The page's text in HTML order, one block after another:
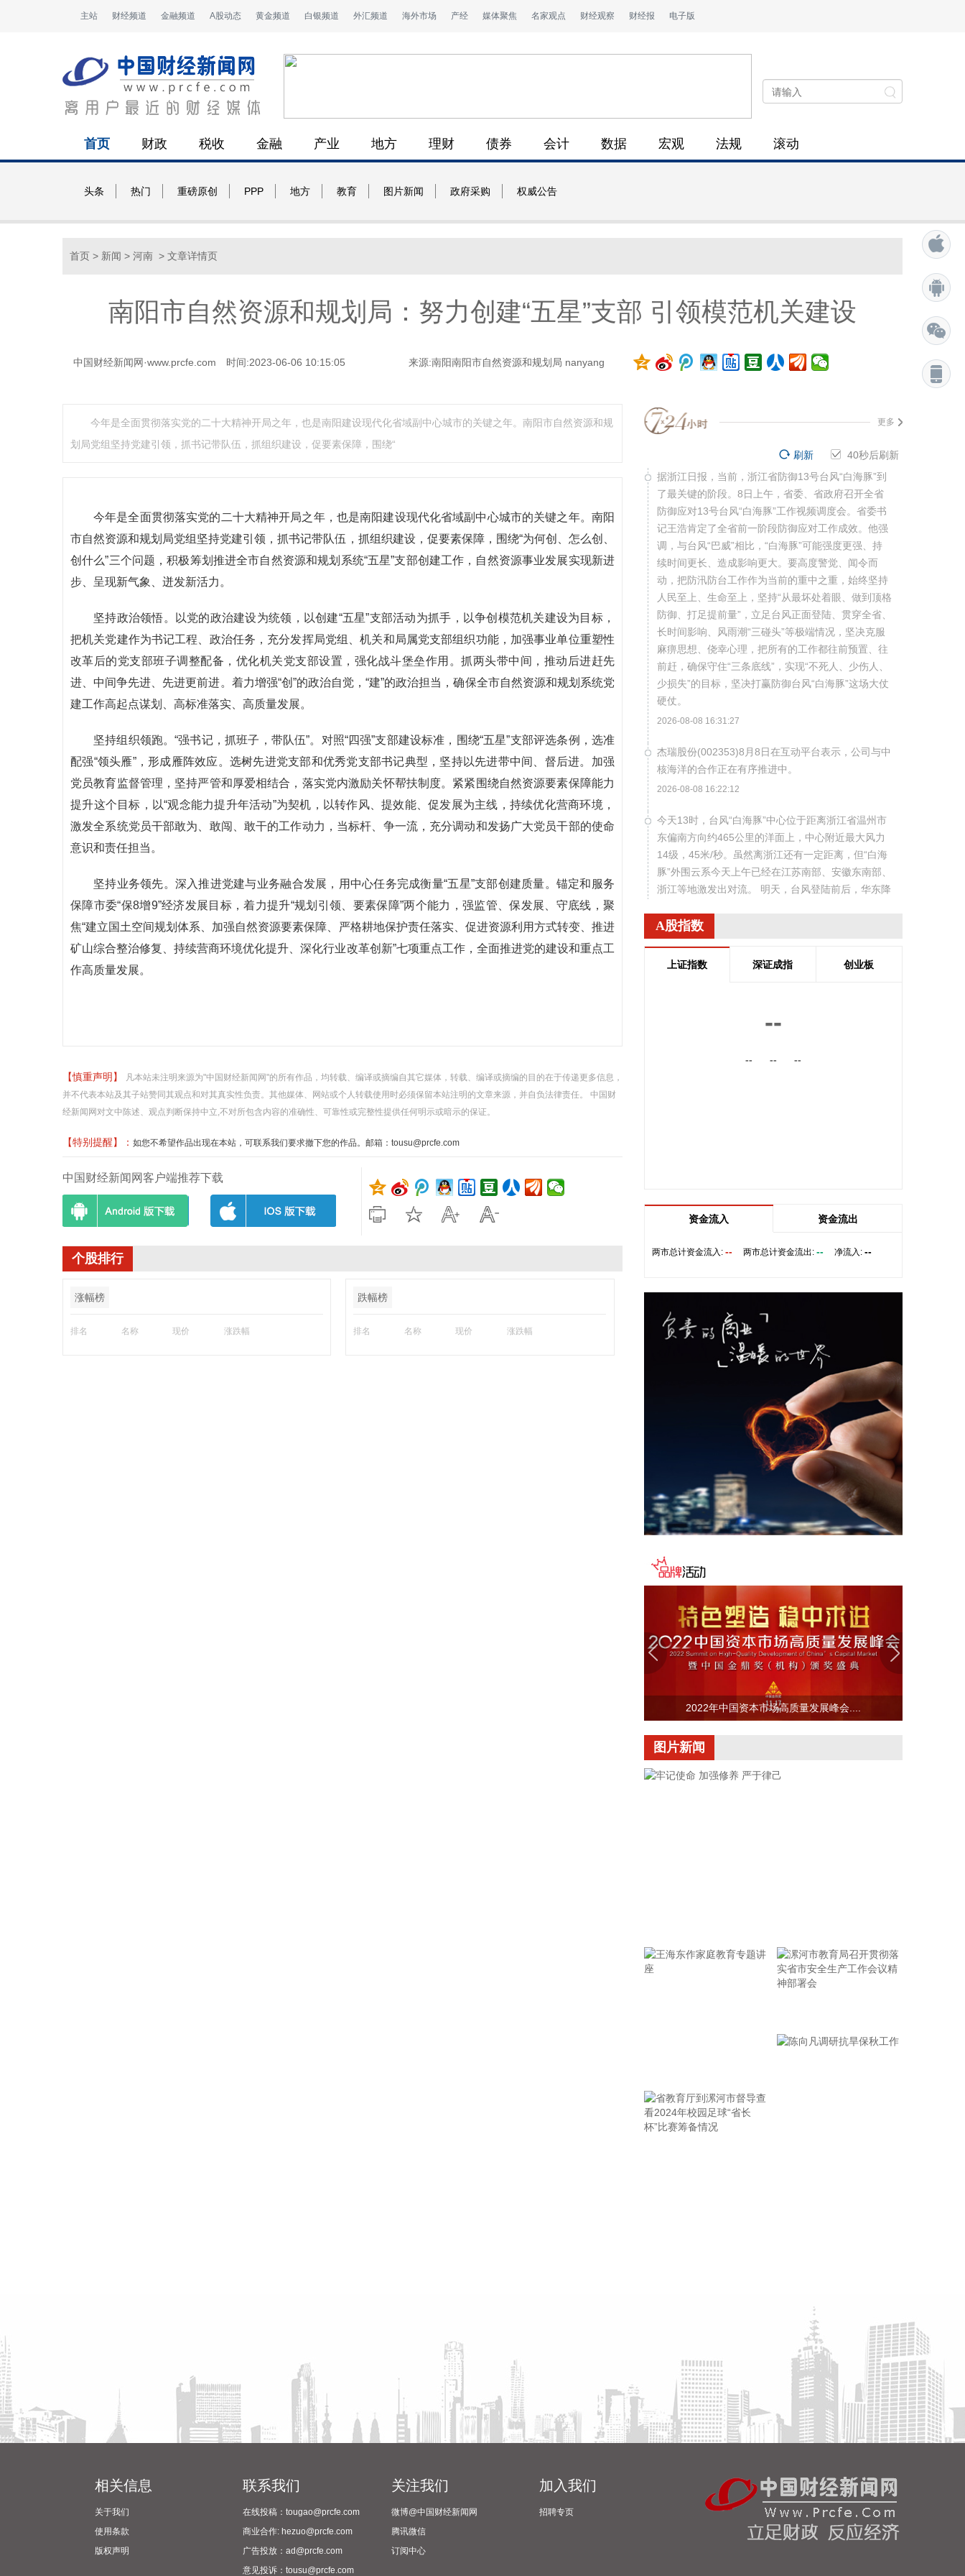
主站 财经频道 金融频道 A股动态 黄金频道 白银频道 外汇频道 海外市场 产经 媒体聚焦 名家观点 财经观察 财经报 电子版
首页 财政 税收 金融 产业 地方 理财 债券 会计 数据 宏观 法规 滚动
头条 热门 重磅原创 PPP 地方 教育 图片新闻 政府采购 权威公告
首页 > 新闻 > 河南 > 文章详情页
南阳市自然资源和规划局：努力创建“五星”支部 引领模范机关建设
中国财经新闻网·www.prcfe.com 时间:2023-06-06 10:15:05 来源:南阳南阳市自然资源和规划局 nanyang
今年是全面贯彻落实党的二十大精神开局之年，也是南阳建设现代化省域副中心城市的关键之年。南阳市自然资源和规
划局党组坚持党建引领，抓书记带队伍，抓组织建设，促要素保障，围绕“
今年是全面贯彻落实党的二十大精神开局之年，也是南阳建设现代化省域副中心城市的关键之年。南阳
市自然资源和规划局党组坚持党建引领，抓书记带队伍，抓组织建设，促要素保障，围绕“为何创、怎么创、
创什么”三个问题，积极筹划推进全市自然资源和规划系统“五星”支部创建工作，自然资源事业发展实现新进
步、呈现新气象、迸发新活力。
坚持政治领悟。以党的政治建设为统领，以创建“五星”支部活动为抓手，以争创模范机关建设为目标，
把机关党建作为书记工程、政治任务，充分发挥局党组、机关和局属党支部组织功能，加强事业单位重塑性
改革后的党支部班子调整配备，优化机关党支部设置，强化战斗堡垒作用。抓两头带中间，推动后进赶先
进、中间争先进、先进更前进。着力增强“创”的政治自觉，“建”的政治担当，确保全市自然资源和规划系统党
建工作高起点谋划、高标准落实、高质量发展。
坚持组织领跑。“强书记，抓班子，带队伍”。对照“四强”支部建设标准，围绕“五星”支部评选条例，选准
配强“领头雁”，形成雁阵效应。选树先进党支部和优秀党支部书记典型，坚持以先进带中间、督后进。加强
党员教育监督管理，坚持严管和厚爱相结合，落实党内激励关怀帮扶制度。紧紧围绕自然资源要素保障能力
提升这个目标，以“观念能力提升年活动”为契机，以转作风、提效能、促发展为主线，持续优化营商环境，
激发全系统党员干部敢为、敢闯、敢干的工作动力，当标杆、争一流，充分调动和发扬广大党员干部的使命
意识和责任担当。
坚持业务领先。深入推进党建与业务融合发展，用中心任务完成衡量“五星”支部创建质量。锚定和服务
保障市委“保8增9”经济发展目标，着力提升“规划引领、要素保障”两个能力，强监管、保发展、守底线，聚
焦“建立国土空间规划体系、加强自然资源要素保障、严格耕地保护责任落实、促进资源利用方式转变、推进
矿山综合整治修复、持续营商环境优化提升、深化行业改革创新”七项重点工作，全面推进党的建设和重点工
作高质量发展。
【慎重声明】
凡本站未注明来源为"中国财经新闻网"的所有作品，均转载、编译或摘编自其它媒体，转载、编译或摘编的目的在于传递更多信息，
并不代表本站及其子站赞同其观点和对其真实性负责。其他媒体、网站或个人转载使用时必须保留本站注明的文章来源，并自负法律责任。 中国财
经新闻网对文中陈述、观点判断保持中立,不对所包含内容的准确性、可靠性或完整性提供任何明示或暗示的保证。
【特别提醒】： 如您不希望作品出现在本站，可联系我们要求撤下您的作品。邮箱：tousu@prcfe.com
中国财经新闻网客户端推荐下载
个股排行
涨幅榜
排名 名称 现价 涨跌幅
跌幅榜
排名 名称 现价 涨跌幅
更多
39秒后刷新
刷新
据浙江日报，当前，浙江省防御13号台风“白海豚”到
了最关键的阶段。8日上午，省委、省政府召开全省
防御应对13号台风“白海豚”工作视频调度会。省委书
记王浩肯定了全省前一阶段防御应对工作成效。他强
调，与台风“巴威”相比，“白海豚”可能强度更强、持
续时间更长、造成影响更大。要高度警觉、闻令而
动，把防汛防台工作作为当前的重中之重，始终坚持
人民至上、生命至上，坚持“从最坏处着眼、做到顶格
防御、打足提前量”，立足台风正面登陆、贯穿全省、
长时间影响、风雨潮“三碰头”等极端情况，坚决克服
麻痹思想、侥幸心理，把所有的工作都往前预置、往
前赶，确保守住“三条底线”，实现“不死人、少伤人、
少损失”的目标，坚决打赢防御台风“白海豚”这场大仗
硬仗。
2026-08-08 16:31:27
杰瑞股份(002353)8月8日在互动平台表示，公司与中
核海洋的合作正在有序推进中。
2026-08-08 16:22:12
今天13时，台风“白海豚”中心位于距离浙江省温州市
东偏南方向约465公里的洋面上，中心附近最大风力
14级，45米/秒。虽然离浙江还有一定距离，但“白海
豚”外围云系今天上午已经在江苏南部、安徽东南部、
浙江等地激发出对流。 明天，台风登陆前后，华东降
大部将有大到暴雨，其中上海南部、浙江东部有特大
暴雨，局地日降雨量将达到400毫米甚至500毫米以
上，极端性较强，需注意防范。
风“白海豚”影响，截至13时58分，上海轮渡已全线停
初步判断，FCC政策主要限制新产品认证，不影响已
8日，市场监管总局公布数据显示，2026年上半年新
产业新赛道相关企业持续增动能，人形机器人领域新
设企业11.6万户，同比增长9.5%，服务业相关经营主
体亮点突出，制造业企业转型加快，产业发展亮点纷
据西藏日报，近日，经国家药品监督管理局严格审评
审批，由西藏自治区人民医院副院长、西藏高原医学
研究所所长格桑罗布教授担任主要研究者的乙酰唑胺
缓释胶囊正式获批上市，成为国内首个获批具有预防
急性高原病适应症的药品。该药品的获批上市，结束
丰富了高原医学防治手段，为高原群众、广大进藏人
群及高原重大项目建设提供了坚实的健康保障，同时
2026-08-08 14:14:35
据自然资源部，今年第9号台风“白海豚”（强台风级）
正逐渐向我国东南沿海靠近，受其影响，8月7日—8
日，东海出现6—9米狂浪到狂涛区，达到近海橙色警
报级别；浙江近岸海域海浪出现3—5米大浪到巨浪，
达到橙色预警级别。预计未来24小时，江苏南通至浙
出现5—8米的巨浪到狂浪，海浪预警级别为红色。
日将浙江的海洋灾害应急响应升级为二级，将福建和
2026-08-08 14:10:15
据南京发布，8月4日，“南京聚信天晟股权投资合伙
京）资本管理有限公司，其向上穿透的实际控制人为
一代信息技术、高端装备、新材料、新能源、生物医
药及新消费等领域，为南京科创产业注入新的资本动
能。
中国地震台网正式测定：8月8日12时50分在美国阿
拉斯加州（北纬62.35度，西经152.25度）发生5.2级
地震，震源深度10千米。
2026-08-08 13:26:20
据湖北日报，8月7日，湖北省首家宇树科技产业学院
在长江工程职业技术学院成立。据悉，“宇树科技产业
长”双院长制管理架构，聚焦机器人调试、运维、技术
支持等市场紧缺岗位，精准培育紧缺人才。
A股指数
上证指数 深证成指 创业板
--
-- -- --
资金流入 资金流出
两市总计资金流入: -- 两市总计资金流出: -- 净流入: --
2022年中国资本市场高质量发展峰会....
图片新闻
座
实省市安全生产工作会议
相关信息
关于我们
使用条款
版权声明
联系我们
在线投稿：tougao@prcfe.com
商业合作: hezuo@prcfe.com
广告投放：ad@prcfe.com
意见投诉：tousu@prcfe.com
关注我们
微博@中国财经新闻网
腾讯微信
订阅中心
加入我们
招聘专页